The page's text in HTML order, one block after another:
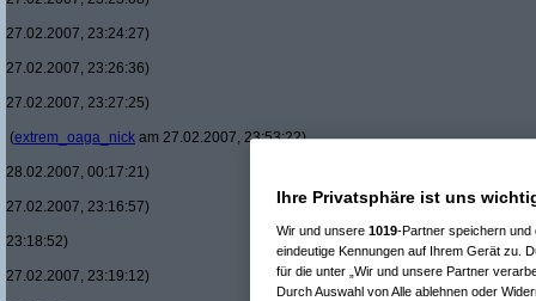
27.02.2007, 23:24:27)
27.02.2007, 23:26:36)
27.02.2007, 23:27:25)
(extrem_oaga_nick am 27.02.2007, 23:53:22)
28.02.2007, 00:17:21)
27.02.2007, 23:16:57)
23:18:52)
27.02.2007, 23:19:12)
Ihre Privatsphäre ist uns
Wir und unsere 1019-Partner speichern und
eindeutige Kennungen auf Ihrem Gerät zu.
für die unter „Wir und unsere Partner
Durch Auswahl von Alle ablehnen oder